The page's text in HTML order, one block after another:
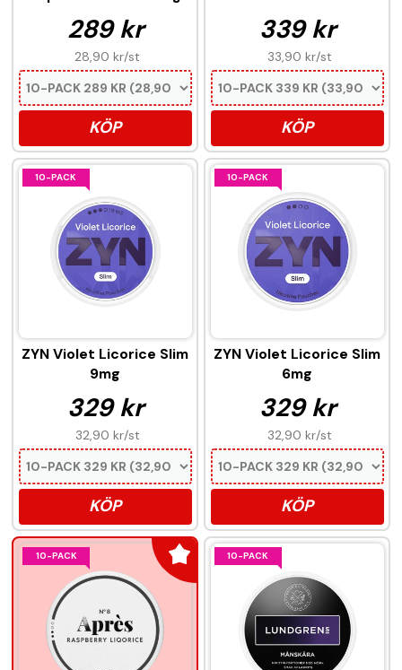
289 kr
28,90 kr/st
KÖP
339 kr
33,90 kr/st
KÖP
10-PACK
ZYN Violet Licorice Slim
9mg
329 kr
32,90 kr/st
KÖP
10-PACK
ZYN Violet Licorice Slim
6mg
329 kr
32,90 kr/st
KÖP
10-PACK 10-PACK